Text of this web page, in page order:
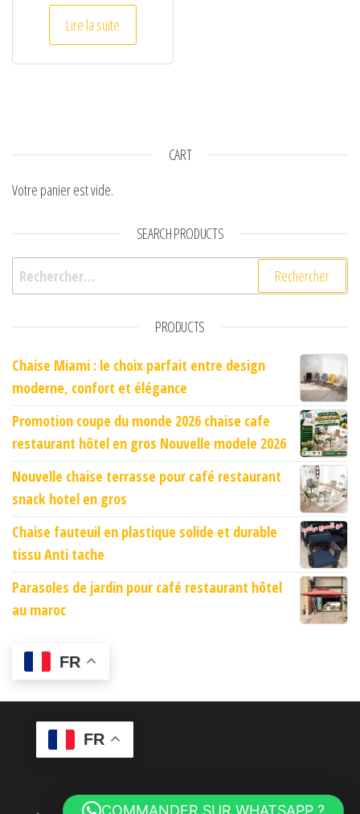
Lire la suite
CART
Votre panier est vide.
SEARCH PRODUCTS
Rechercher :
PRODUCTS
Chaise Miami : le choix parfait entre design
moderne, confort et élégance
Promotion coupe du monde 2026 chaise cafe
restaurant hôtel en gros Nouvelle modele 2026
Nouvelle chaise terrasse pour café restaurant
snack hotel en gros
Chaise fauteuil en plastique solide et durable
tissu Anti tache
Parasoles de jardin pour café restaurant hôtel
au maroc
FR
FR
COMMANDER SUR WHATSAPP ?